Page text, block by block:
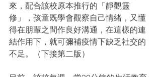
來，配合該校原本推行的「靜觀靈
修」，孩童既學會觀察自己情緒，又懂
得在朋輩之間作良好溝通，在這樣的連
結作用下，就可彌補疫情下缺乏社交的
不足。（下接第二版）